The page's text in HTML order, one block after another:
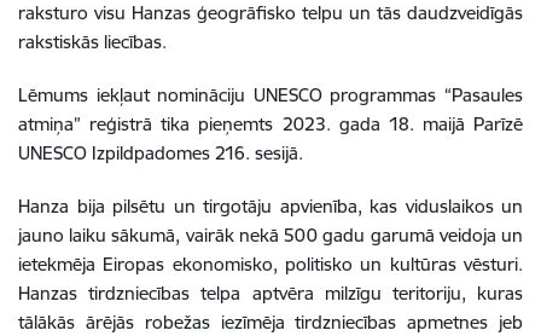
raksturo visu Hanzas ģeogrāfisko telpu un tās daudzveidīgās
rakstiskās liecības.
Lēmums iekļaut nomināciju UNESCO programmas “Pasaules
atmiņa” reģistrā tika pieņemts 2023. gada 18. maijā Parīzē
UNESCO Izpildpadomes 216. sesijā.
Hanza bija pilsētu un tirgotāju apvienība, kas viduslaikos un
jauno laiku sākumā, vairāk nekā 500 gadu garumā veidoja un
ietekmēja Eiropas ekonomisko, politisko un kultūras vēsturi.
Hanzas tirdzniecības telpa aptvēra milzīgu teritoriju, kuras
tālākās ārējās robežas iezīmēja tirdzniecības apmetnes jeb